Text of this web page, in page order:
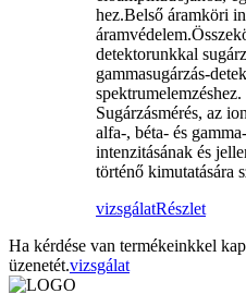
hez.Belső áramköri
detektorunkkal
gammasugárzás-
spektrumelemzéshez.
Sugárzásmérés, az
alfa-, béta- és
intenzitásának és
történő kimutatására
vizsgálatRészlet
Ha kérdése van termékeinkkel
üzenetét.vizsgálat